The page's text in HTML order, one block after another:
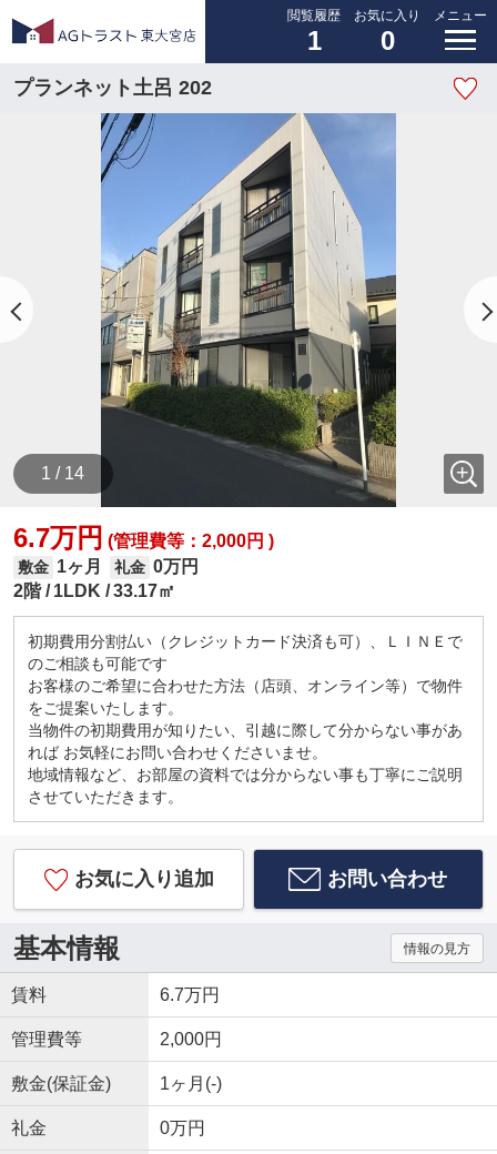
閲覧履歴
1
お気に入り
0
メニュー
プランネット土呂 202
1 / 14
6.7万円 (管理費等：2,000円 )
敷金 1ヶ月 礼金 0万円
2階
1LDK 33.17㎡
初期費用分割払い（クレジットカード決済も可）、ＬＩＮＥで
のご相談も可能です
お客様のご希望に合わせた方法（店頭、オンライン等）で物件
をご提案いたします。
当物件の初期費用が知りたい、引越に際して分からない事があ
れば お気軽にお問い合わせくださいませ。
地域情報など、お部屋の資料では分からない事も丁寧にご説明
させていただきます。
お気に入り追加 お問い合わせ
基本情報 情報の見方
賃料 6.7万円
管理費等 2,000円
敷金(保証金) 1ヶ月(-)
礼金 0万円